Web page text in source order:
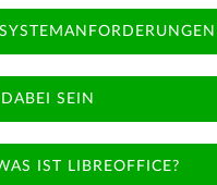
SYSTEMANFORDERUNGEN
DABEI SEIN
IST LIBREOFFICE?